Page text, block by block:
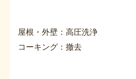
屋根・外壁：高圧洗浄
コーキング：撤去